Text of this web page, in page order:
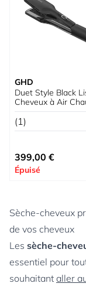
GHD
Duet Style Black
Cheveux à Air
(1)
399,00 €
Épuisé
Sèche-cheveux
de vos cheveux
Les sèche-
essentiel pour
souhaitant aller